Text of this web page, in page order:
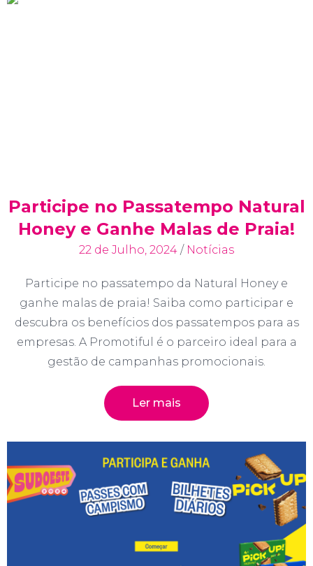
Participe no Passatempo Natural
Honey e Ganhe Malas de Praia!
22 de Julho, 2024 / Notícias
Participe no passatempo da Natural Honey e
ganhe malas de praia! Saiba como participar e
descubra os benefícios dos passatempos para as
empresas. A Promotiful é o parceiro ideal para a
gestão de campanhas promocionais.
Ler mais